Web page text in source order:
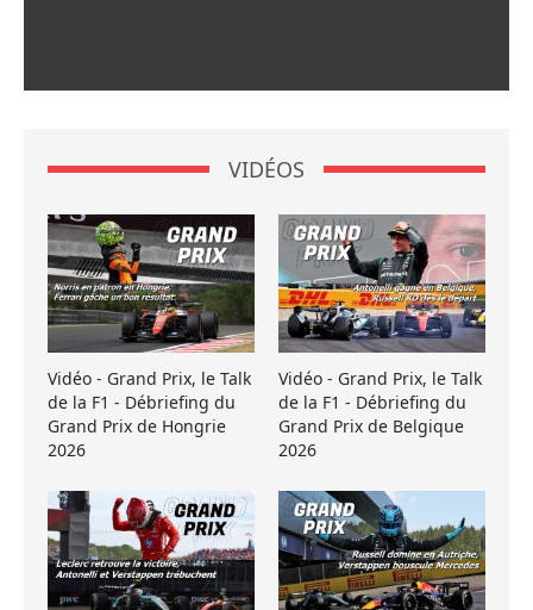
VIDÉOS
Vidéo - Grand Prix, le Talk
de la F1 - Débriefing du
Grand Prix de Hongrie
2026
Vidéo - Grand Prix, le Talk
de la F1 - Débriefing du
Grand Prix de Belgique
2026